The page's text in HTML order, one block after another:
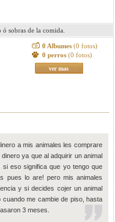
sobras de la comida.
0 Albumes (0 fotos)
0 perros (0 fotos)
ver mas
a mis animales les comprare
ya que al adquirir un animal
eso significa que yo tengo que
pues lo are! pero mis animales
y si decides cojer un animal
me cambie de piso, hasta
3 meses.